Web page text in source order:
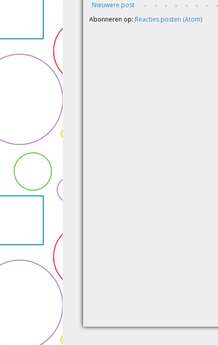
Nieuwere post
Abonneren op: Reacties posten (Atom)